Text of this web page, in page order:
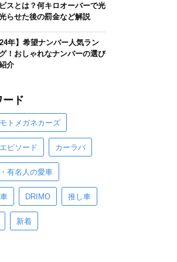
スとは？何キロオーバーで光
らせた後の罰金など解説
年】希望ナンバー人気ラン
！おしゃれなナンバーの選び
介
ード
モトメガネカーズ
エピソード カーラバ
有名人の愛車
DRIMO 推し車
新着